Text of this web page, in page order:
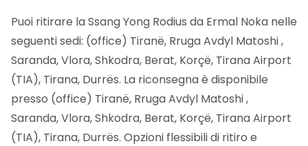
Puoi ritirare la Ssang Yong Rodius da Ermal Noka nelle
seguenti sedi: (office) Tiranë, Rruga Avdyl Matoshi ,
Saranda, Vlora, Shkodra, Berat, Korçë, Tirana Airport
(TIA), Tirana, Durrës. La riconsegna è disponibile
presso (office) Tiranë, Rruga Avdyl Matoshi ,
Saranda, Vlora, Shkodra, Berat, Korçë, Tirana Airport
(TIA), Tirana, Durrës. Opzioni flessibili di ritiro e